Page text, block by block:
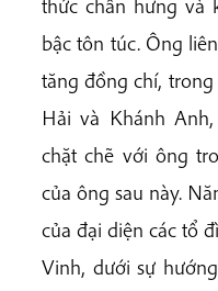
thức chấn hưng và
bậc tôn túc. Ông
tăng đồng chí,
Hải và Khánh
chặt chẽ với ông
của ông sau này.
của đại diện các tổ
Vinh, dưới sự